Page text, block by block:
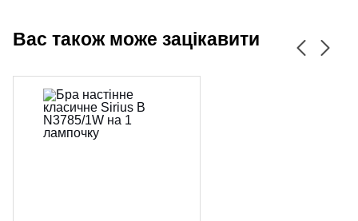
Вас також може зацікавити